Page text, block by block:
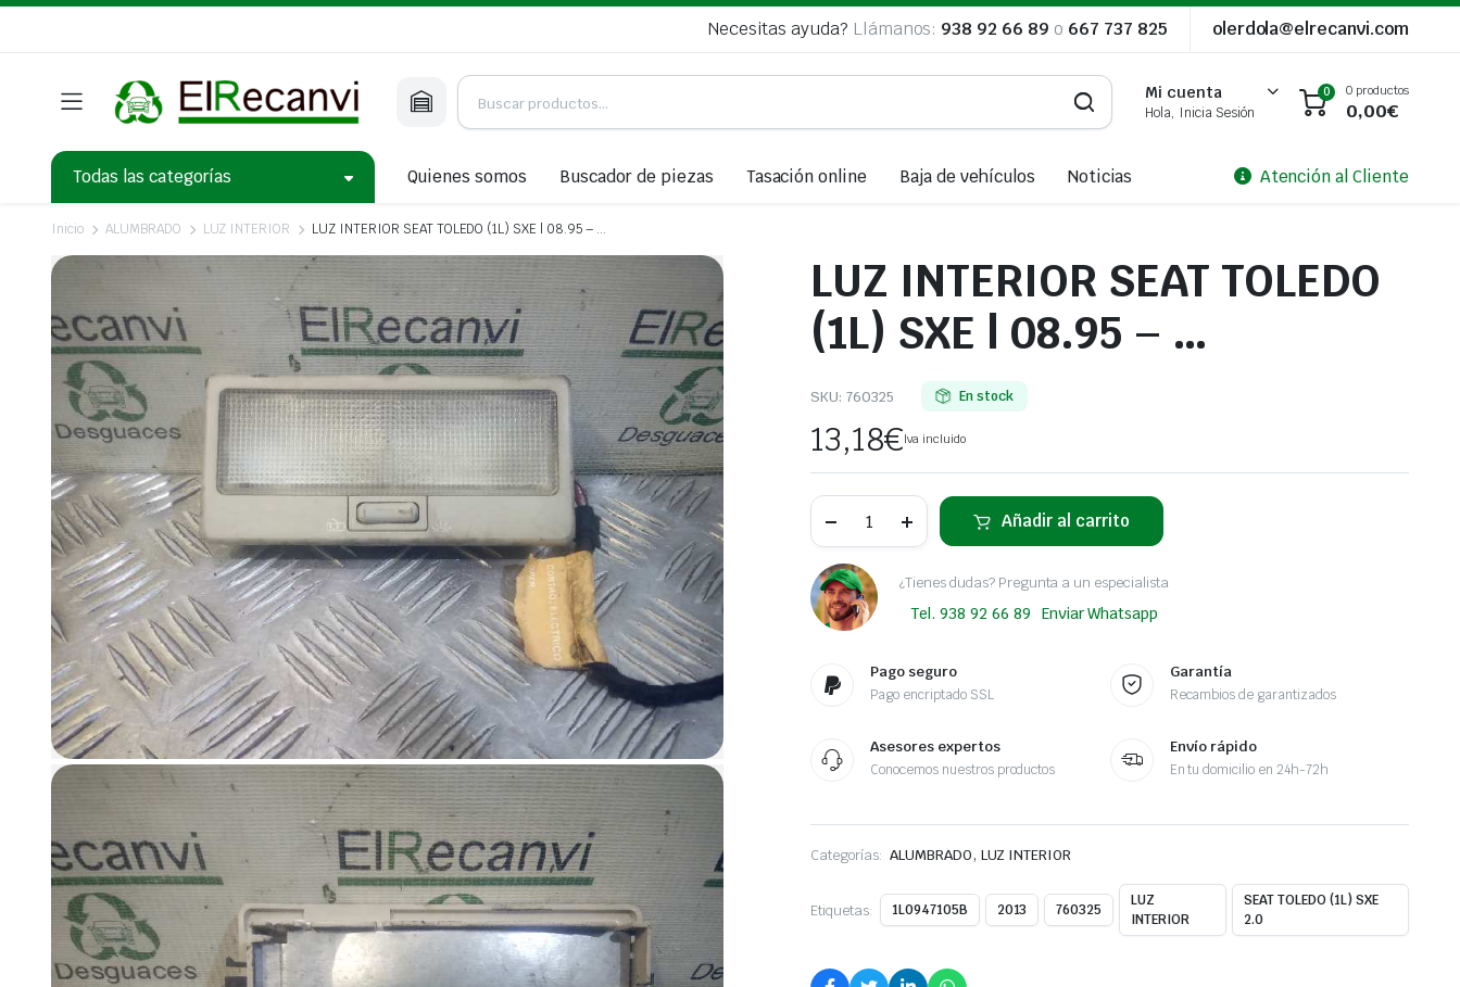
Necesitas ayuda? Llámanos: 938 92 66 89 o 667 737 825 olerdola@elrecanvi.com
Mi cuenta
Hola, Inicia Sesión
0 0 productos
0,00€
Todas las categorías Quienes somos Buscador de piezas Tasación online Baja de vehículos Noticias Atención al Cliente
Inicio ALUMBRADO LUZ INTERIOR LUZ INTERIOR SEAT TOLEDO (1L) SXE | 08.95 – …
LUZ INTERIOR SEAT TOLEDO
(1L) SXE | 08.95 – …
SKU: 760325 En stock
13,18€Iva incluido
INTERIOR
TOLEDO
(1L)
SXE
|
08.95
cantidad
Añadir al carrito
¿Tienes dudas? Pregunta a un especialista
Tel. 938 92 66 89 Enviar Whatsapp
Pago seguro
Pago encriptado SSL
Garantía
Recambios de garantizados
Asesores expertos
Conocemos nuestros productos
Envío rápido
En tu domicilio en 24h-72h
Categorías: ALUMBRADO, LUZ INTERIOR
Etiquetas: 1L0947105B 2013 760325
LUZ
INTERIOR
SEAT TOLEDO (1L) SXE
2.0